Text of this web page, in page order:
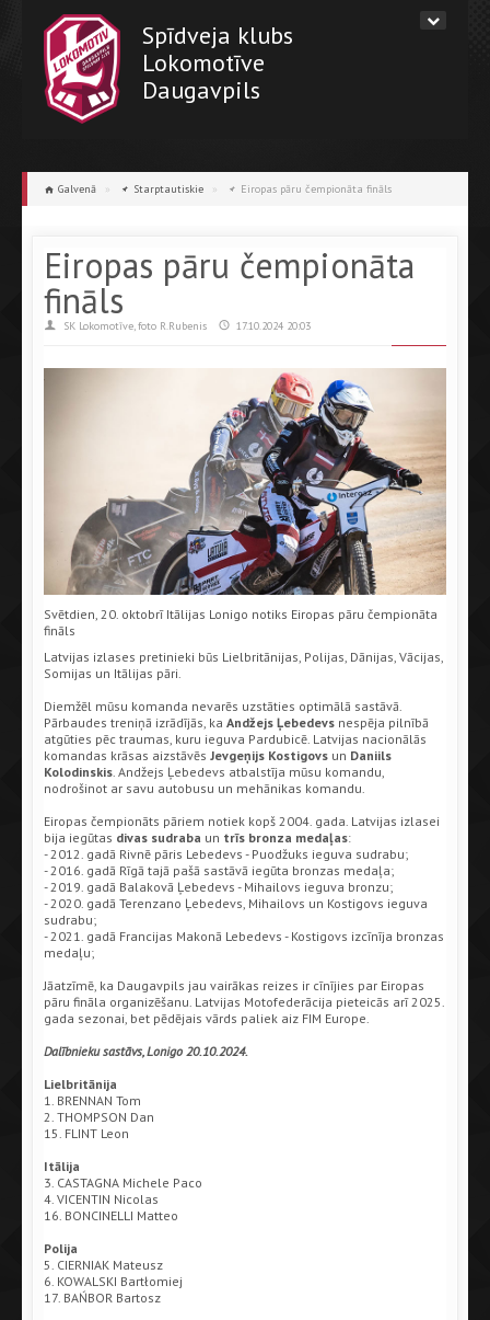
Spīdveja klubs
Lokomotīve
Daugavpils
Galvenā » Starptautiskie » Eiropas pāru čempionāta fināls
Eiropas pāru čempionāta
fināls
SK Lokomotīve, foto R.Rubenis 17.10.2024 20:03
Svētdien, 20. oktobrī Itālijas Lonigo notiks Eiropas pāru čempionāta
fināls
Latvijas izlases pretinieki būs Lielbritānijas, Polijas, Dānijas, Vācijas,
Somijas un Itālijas pāri.
Diemžēl mūsu komanda nevarēs uzstāties optimālā sastāvā.
Pārbaudes treniņā izrādījās, ka Andžejs Ļebedevs nespēja pilnībā
atgūties pēc traumas, kuru ieguva Pardubicē. Latvijas nacionālās
komandas krāsas aizstāvēs Jevgeņijs Kostigovs un Daniils
Kolodinskis . Andžejs Ļebedevs atbalstīja mūsu komandu,
nodrošinot ar savu autobusu un mehānikas komandu.
Eiropas čempionāts pāriem notiek kopš 2004. gada. Latvijas izlasei
bija iegūtas divas sudraba un trīs bronza medaļas:
- 2012. gadā Rivnē pāris Lebedevs - Puodžuks ieguva sudrabu;
- 2016. gadā Rīgā tajā pašā sastāvā iegūta bronzas medaļa;
- 2019. gadā Balakovā Ļebedevs - Mihailovs ieguva bronzu;
- 2020. gadā Terenzano Ļebedevs, Mihailovs un Kostigovs ieguva
sudrabu;
- 2021. gadā Francijas Makonā Lebedevs - Kostigovs izcīnīja bronzas
medaļu;
Jāatzīmē, ka Daugavpils jau vairākas reizes ir cīnījies par Eiropas
pāru fināla organizēšanu. Latvijas Motofederācija pieteicās arī 2025.
gada sezonai, bet pēdējais vārds paliek aiz FIM Europe.
Dalībnieku sastāvs, Lonigo 20.10.2024.
Lielbritānija
1. BRENNAN Tom
2. THOMPSON Dan
15. FLINT Leon
Itālija
3. CASTAGNA Michele Paco
4. VICENTIN Nicolas
16. BONCINELLI Matteo
Polija
5. CIERNIAK Mateusz
6. KOWALSKI Bartłomiej
17. BAŃBOR Bartosz